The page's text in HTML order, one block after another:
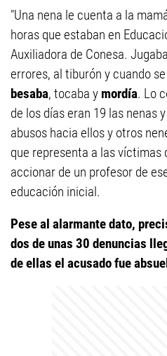
"Una nena le cuenta a la
horas que estaban en
Auxiliadora de Conesa.
errores, al tiburón y cuando
besaba, tocaba y mordía. Lo
de los días eran 19 las nenas
abusos hacia ellos y otros
que representa a las víctimas
accionar de un profesor de
educación inicial.
Pese al alarmante dato,
dos de unas 30 denuncias
de ellas el acusado fue